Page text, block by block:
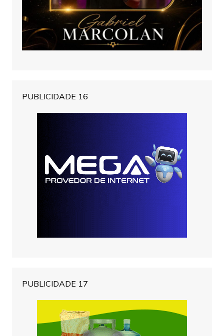
PUBLICIDADE 16
PUBLICIDADE 17